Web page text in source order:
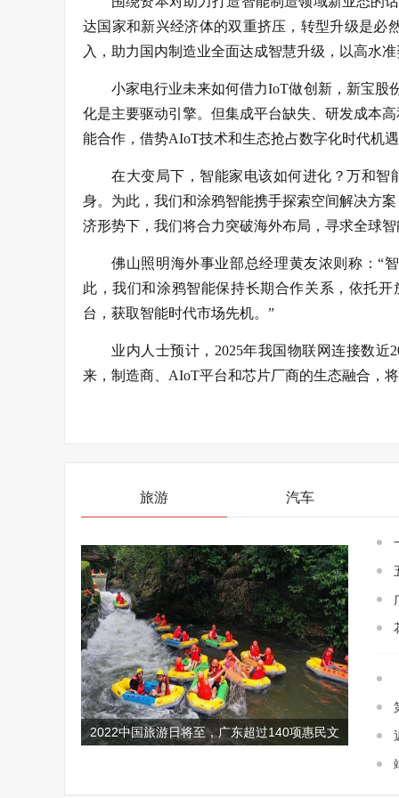
达国家和新兴经济体的双重挤压，转型升级是必
入，助力国内制造业全面达成智慧升级，以高水
小家电行业未来如何借力IoT做创新，新宝股
化是主要驱动引擎。但集成平台缺失、研发成本
能合作，借势AIoT技术和生态抢占数字化时代机
在大变局下，智能家电该如何进化？万和
身。为此，我们和涂鸦智能携手探索空间解决方
济形势下，我们将合力突破海外布局，寻求全球
佛山照明海外事业部总经理黄友浓则称：“
此，我们和涂鸦智能保持长期合作关系，依托
台，获取智能时代市场先机。”
业内人士预计，2025年我国物联网连接数
来，制造商、AIoT平台和芯片厂商的生态融合，
旅游 汽车
2022中国旅游日将至，广东超过140项惠民文